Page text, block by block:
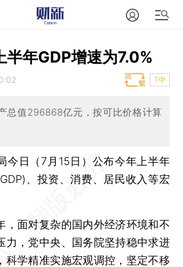
半年GDP增速为7.0%
T中
总值296868亿元，按可比价格计算
日（7月15日）公布今年上半年
、投资、消费、居民收入等宏
面对复杂的国内外经济环境和不
力，党中央、国务院坚持稳中求进
科学精准实施宏观调控，坚定不移